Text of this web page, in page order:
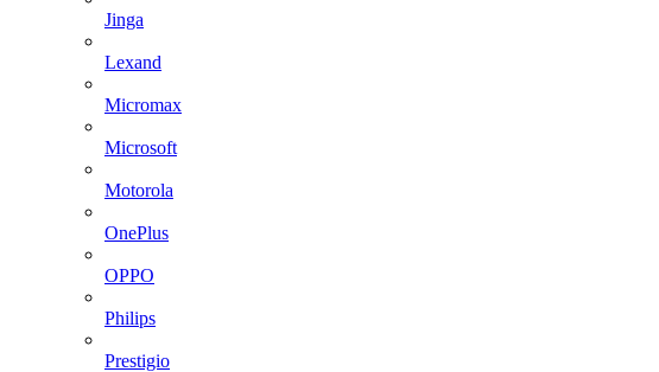
Jinga
Lexand
Micromax
Microsoft
Motorola
OnePlus
OPPO
Philips
Prestigio